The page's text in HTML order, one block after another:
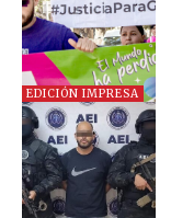
EDICIÓN IMPRESA